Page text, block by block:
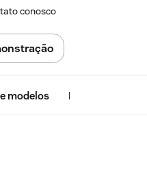
conosco
modelos Insights da